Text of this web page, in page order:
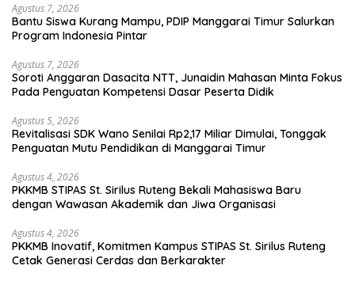
Agustus 7, 2026
Bantu Siswa Kurang Mampu, PDIP Manggarai Timur Salurkan
Program Indonesia Pintar
Agustus 7, 2026
Soroti Anggaran Dasacita NTT, Junaidin Mahasan Minta Fokus
Pada Penguatan Kompetensi Dasar Peserta Didik
Agustus 5, 2026
Revitalisasi SDK Wano Senilai Rp2,17 Miliar Dimulai, Tonggak
Penguatan Mutu Pendidikan di Manggarai Timur
Agustus 4, 2026
PKKMB STIPAS St. Sirilus Ruteng Bekali Mahasiswa Baru
dengan Wawasan Akademik dan Jiwa Organisasi
Agustus 4, 2026
PKKMB Inovatif, Komitmen Kampus STIPAS St. Sirilus Ruteng
Cetak Generasi Cerdas dan Berkarakter